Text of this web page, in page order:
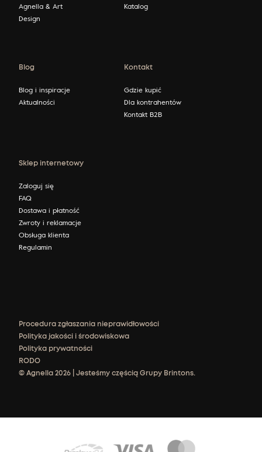
Agnella & Art
Design
Katalog
Blog
Blog i inspiracje
Aktualności
Kontakt
Gdzie kupić
Dla kontrahentów
Kontakt B2B
Sklep internetowy
Zaloguj się
FAQ
Dostawa i płatność
Zwroty i reklamacje
Obsługa klienta
Regulamin
Procedura zgłaszania nieprawidłowości
Polityka jakości i środowiskowa
Polityka prywatności
RODO
© Agnella 2026 | Jesteśmy częścią Grupy Brintons.